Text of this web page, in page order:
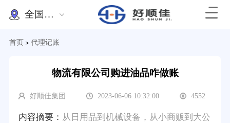
全国办理
首页 > 代理记账
物流有限公司购进油品咋做账
好顺佳集团 2023-06-06 10:32:00 4552
内容摘要： 从日用品到机械设备，从小商贩到大公